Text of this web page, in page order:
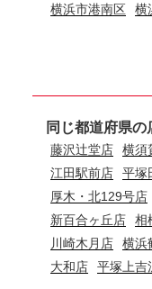
横浜市港南区
横
同じ都道府県の
藤沢辻堂店 横須
江田駅前店
平塚
厚木・北129号店
新百合ヶ丘店
相
川崎木月店
横浜
大和店
平塚上吉